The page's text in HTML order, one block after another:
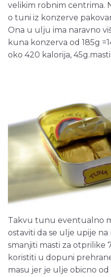
velikim robnim centrima.
o tuni iz konzerve
Ona u ulju ima naravno
kuna konzerva od 185g
oko 420 kalorija,
Takvu tunu eventualno
ostaviti da se ulje upije
smanjiti masti za otprilike
koristiti u dopuni
masu jer je ulje obicno od